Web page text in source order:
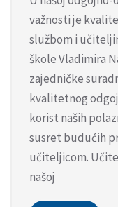
važnosti je
službom i
škole Vladimira
zajedničke
kvalitetnog
korist naših
susret budućih
učiteljicom.
našoj